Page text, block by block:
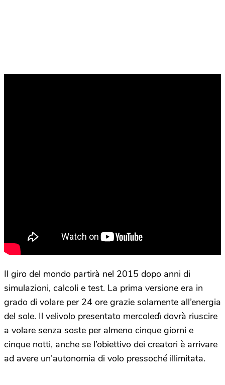
Il giro del mondo partirà nel 2015 dopo anni di
simulazioni, calcoli e test. La prima versione era in
grado di volare per 24 ore grazie solamente all’energia
del sole. Il velivolo presentato mercoledì dovrà riuscire
a volare senza soste per almeno cinque giorni e
cinque notti, anche se l’obiettivo dei creatori è arrivare
ad avere un’autonomia di volo pressoché illimitata.